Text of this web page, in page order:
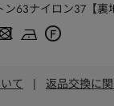
ン63ナイロン37【
て | 返品交換に